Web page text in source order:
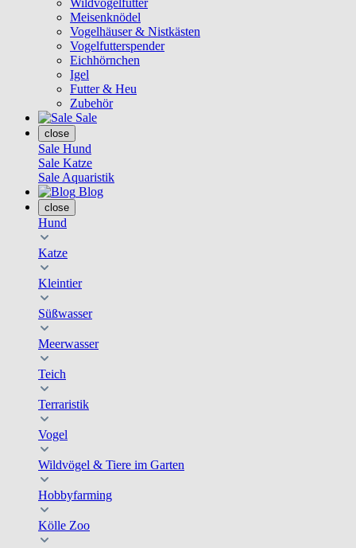
Wildvogelfutter
Meisenknödel
Vogelhäuser & Nistkästen
Vogelfutterspender
Eichhörnchen
Igel
Futter & Heu
Zubehör
Sale
close
Sale Hund
Sale Katze
Sale Aquaristik
Blog
close
Hund
Katze
Kleintier
Süßwasser
Meerwasser
Teich
Terraristik
Vogel
Wildvögel & Tiere im Garten
Hobbyfarming
Kölle Zoo